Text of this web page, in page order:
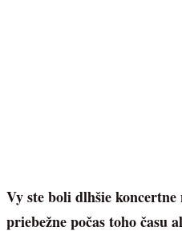
Vy ste boli dlhšie
priebežne počas toho času